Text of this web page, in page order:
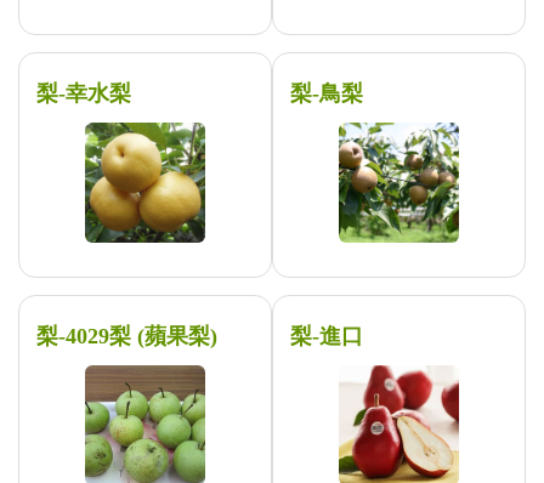
梨-幸水梨 梨-鳥梨
梨-4029梨 (蘋果梨) 梨-進口